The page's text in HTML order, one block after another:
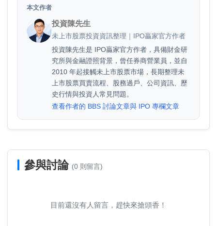
本文作者
投資陳先生
未上市股票投資資訊整理｜IPO贏家官方作者
投資陳先生是 IPO贏家官方作者，具備財金研
究所與金融證照背景，曾任券商營業員，並自
2010 年起接觸未上市股票市場，長期整理未
上市股票買賣流程、股務過戶、公司資訊、歷
史行情與投資人常見問題。
查看作者的 BBS 討論文章與 IPO 專欄文章
參與討論 (0 則留言)
目前還沒有人留言，趕快來搶頭香！